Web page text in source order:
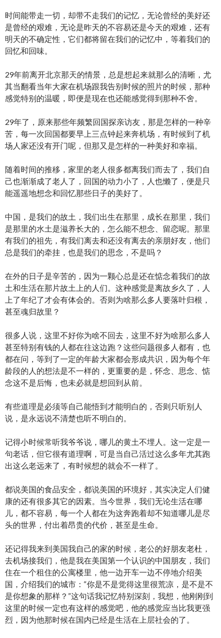
时间能带走一切，却带不走我们的记忆，无论曾经的美好还
是曾经的艰难，无论是昨天的不容易还是今天的艰难，还有
明天的不确定性，它们都将留在我们的记忆中，等着我们的
回忆和回味。
29年前离开北京那天的情景，总是想起来就那么的清晰，尤
其当翻看当年大家在机场跟我告别时候的照片的时候，那种
感觉特别的温暖，即便是现在也还能感觉得到那种不舍。
29年了，原来那些年频繁回国探亲访友，那是怎样的一种辛
苦，每一次回国都要早上三点钟起来奔机场，有时候到了机
场人家还没有开门呢，但那又是怎样的一种美好和幸福。
随着时间的推移，家里的老人很多都离我们而去了，我们自
己也渐渐成了老人了，回国的动力小了，人也懒了，便是只
能遥遥地想念和回忆那些日子的美好了。
中国，是我们的故土，我们出生在那里，成长在那里，我们
是那里的水土是滋养长大的，怎么能不想念、留恋呢。那里
有我们的祖先，有我们离去和还没有离去的亲朋好友，他们
总是我们的牵挂，也是我们的思念，不是吗？
在外的日子是辛苦的，因为一颗心总是还在惦念着我们的故
土和生活在那片故土上的人们。这种感觉是离故乡久了，人
上了年纪了才会有体会的。否则为啥那么多人要落叶归根，
甚至魂归故里？
很多人说，这里不好你为啥不回去，这里不好为啥那么多人
甚至特别有钱的人都在往这边跑？这些问题很多人都有，也
都在问，等到了一定的年龄大家都会形成共识，因为每个年
龄段的人的想法是不一样的，更重要的是，怀念、思念、惦
念这不是后悔，也未必就是想回到从前。
有些道理是必须等自己能悟到才能明白的，否则只听别人
说，是永远说不清楚也听不明白的。
记得小时候常听我爷爷说，哪儿的黄土不埋人。这一定是一
句老话，但它很有道理啊，可是当自己活过这么多年尤其跑
出这么老远来了，有时候想的就会不一样了。
都说美国的食品安全，都说美国的环境好，其实决定人们健
康的还有很多其它的因素。当今世界，我们无论生活在哪
儿，都不容易，每一个人都在为这奔跑着却不知道哪儿是尽
头的世界，付出着昂贵的代价，甚至是生命。
还记得我来到美国我自己的家的时候，老公的好朋友老杜，
去机场接我们，他是我在美国第一个认识的中国朋友，我们
住在一个租住的公寓楼里，他一边开车一边不停地介绍美
国，介绍我们的城市：“你是不是觉得这里很荒凉，是不是不
是你想象的那样？”这句话我记忆特别深刻，我想，他刚刚到
这里的时候一定也有这样的感觉吧，他的感觉应当比我更强
烈，因为他那时候在国内已经是生活在上层社会的了。